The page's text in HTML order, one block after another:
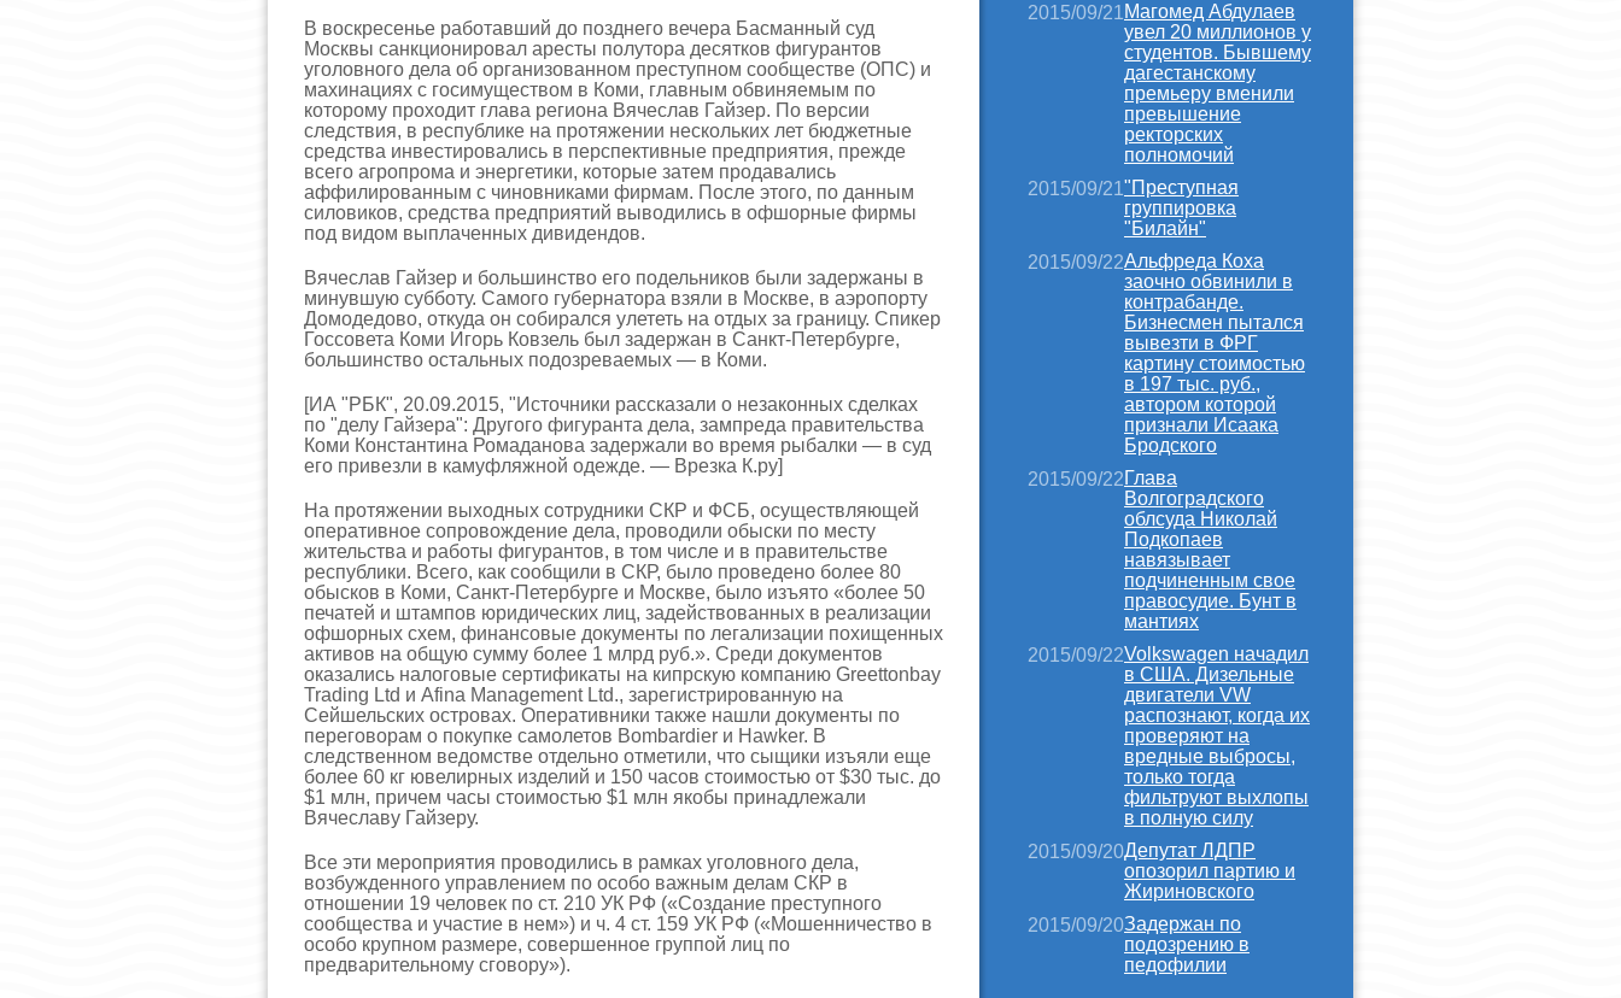
В воскресенье работавший до позднего вечера Басманный суд
Москвы санкционировал аресты полутора десятков фигурантов
уголовного дела об организованном преступном сообществе (ОПС) и
махинациях с госимуществом в Коми, главным обвиняемым по
которому проходит глава региона Вячеслав Гайзер. По версии
следствия, в республике на протяжении нескольких лет бюджетные
средства инвестировались в перспективные предприятия, прежде
всего агропрома и энергетики, которые затем продавались
аффилированным с чиновниками фирмам. После этого, по данным
силовиков, средства предприятий выводились в офшорные фирмы
под видом выплаченных дивидендов.
Вячеслав Гайзер и большинство его подельников были задержаны в
минувшую субботу. Самого губернатора взяли в Москве, в аэропорту
Домодедово, откуда он собирался улететь на отдых за границу. Спикер
Госсовета Коми Игорь Ковзель был задержан в Санкт-Петербурге,
большинство остальных подозреваемых — в Коми.
[ИА "РБК", 20.09.2015, "Источники рассказали о незаконных сделках
по "делу Гайзера": Другого фигуранта дела, зампреда правительства
Коми Константина Ромаданова задержали во время рыбалки — в суд
его привезли в камуфляжной одежде. — Врезка К.ру]
На протяжении выходных сотрудники СКР и ФСБ, осуществляющей
оперативное сопровождение дела, проводили обыски по месту
жительства и работы фигурантов, в том числе и в правительстве
республики. Всего, как сообщили в СКР, было проведено более 80
обысков в Коми, Санкт-Петербурге и Москве, было изъято «более 50
печатей и штампов юридических лиц, задействованных в реализации
офшорных схем, финансовые документы по легализации похищенных
активов на общую сумму более 1 млрд руб.». Среди документов
оказались налоговые сертификаты на кипрскую компанию Greettonbay
Trading Ltd и Afina Management Ltd., зарегистрированную на
Сейшельских островах. Оперативники также нашли документы по
переговорам о покупке самолетов Bombardier и Hawker. В
следственном ведомстве отдельно отметили, что сыщики изъяли еще
более 60 кг ювелирных изделий и 150 часов стоимостью от $30 тыс. до
$1 млн, причем часы стоимостью $1 млн якобы принадлежали
Вячеславу Гайзеру.
Все эти мероприятия проводились в рамках уголовного дела,
возбужденного управлением по особо важным делам СКР в
отношении 19 человек по ст. 210 УК РФ («Создание преступного
сообщества и участие в нем») и ч. 4 ст. 159 УК РФ («Мошенничество в
особо крупном размере, совершенное группой лиц по
предварительному сговору»).
2015/09/21Магомед Абдулаев
увел 20 миллионов у
студентов. Бывшему
дагестанскому
премьеру вменили
превышение
ректорских
полномочий
2015/09/21"Преступная
группировка
"Билайн"
2015/09/22Альфреда Коха
заочно обвинили в
контрабанде.
Бизнесмен пытался
вывезти в ФРГ
картину стоимостью
в 197 тыс. руб.,
автором которой
признали Исаака
Бродского
2015/09/22Глава
Волгоградского
облсуда Николай
Подкопаев
навязывает
подчиненным свое
правосудие. Бунт в
мантиях
2015/09/22Volkswagen начадил
в США. Дизельные
двигатели VW
распознают, когда их
проверяют на
вредные выбросы,
только тогда
фильтруют выхлопы
в полную силу
2015/09/20Депутат ЛДПР
опозорил партию и
Жириновского
2015/09/20Задержан по
подозрению в
педофилии